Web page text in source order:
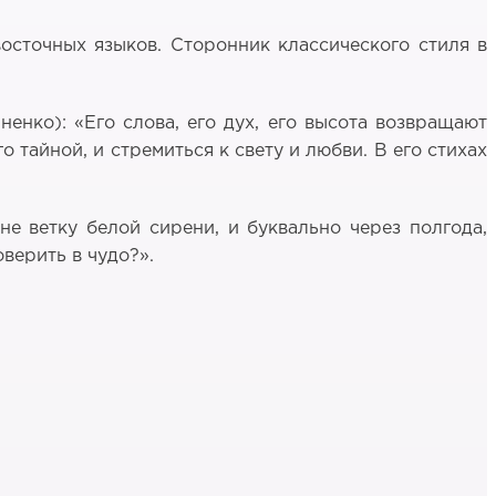
языков. Сторонник классического стиля в
«Его слова, его дух, его высота возвращают
и стремиться к свету и любви. В его стихах
ветку белой сирени, и буквально через полгода,
в чудо?».